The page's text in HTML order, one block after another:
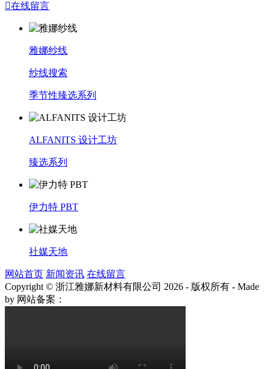
在线留言
雅娜纱线
纱线搜索
季节性臻选系列
ALFANITS 设计工坊
臻选系列
伊力特 PBT
社媒天地
网站首页 新闻资讯 在线留言
Copyright © 浙江雅娜新材料有限公司 2026 - 版权所有 - Made
by 网站备案：